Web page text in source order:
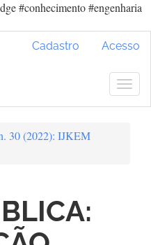
#conhecimento #engenharia
Cadastro Acesso
30 (2022): IJKEM